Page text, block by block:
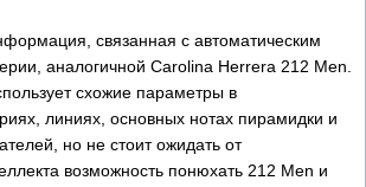
связанная с автоматическим
аналогичной Carolina Herrera 212 Men.
схожие параметры в
линиях, основных нотах пирамидки и
но не стоит ожидать от
возможность понюхать 212 Men и